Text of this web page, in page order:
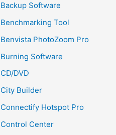
Backup Software
Benchmarking Tool
Benvista PhotoZoom Pro
Burning Software
CD/DVD
City Builder
Connectify Hotspot Pro
Control Center